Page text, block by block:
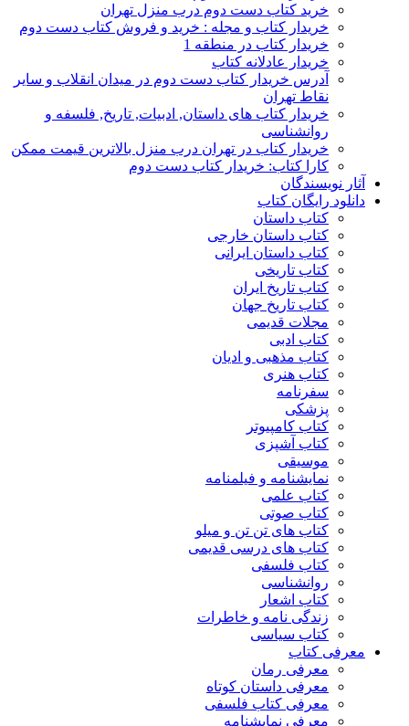
خرید کتاب دست دوم درب منزل تهران
خریدار کتاب و مجله : خرید و فروش کتاب دست دوم
خریدار کتاب در منطقه 1
خریدار عادلانه کتاب
آدرس خریدار کتاب دست دوم در میدان انقلاب و سایر
نقاط تهران
خریدار کتاب های داستان, ادبیات, تاریخ, فلسفه و
روانشناسی
خریدار کتاب در تهران درب منزل بالاترین قیمت ممکن
کارا کتاب: خریدار کتاب دست دوم
آثار نویسندگان
دانلود رایگان کتاب
کتاب داستان
کتاب داستان خارجی
کتاب داستان ایرانی
کتاب تاریخی
کتاب تاریخ ایران
کتاب تاریخ جهان
مجلات قدیمی
کتاب ادبی
کتاب مذهبی و ادیان
کتاب هنری
سفرنامه
پزشکی
کتاب کامپیوتر
کتاب آشپزی
موسیقی
نمایشنامه و فیلمنامه
کتاب علمی
کتاب صوتی
کتاب های تن تن و میلو
کتاب های درسی قدیمی
کتاب فلسفی
روانشناسی
کتاب اشعار
زندگی نامه و خاطرات
کتاب سیاسی
معرفی کتاب
معرفی رمان
معرفی داستان کوتاه
معرفی کتاب فلسفی
معرفی نمایشنامه